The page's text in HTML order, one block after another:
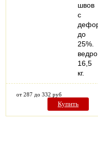
швов
с
до
25%.
ведро
16,5
кг.
от 287 до 332 руб
Купить